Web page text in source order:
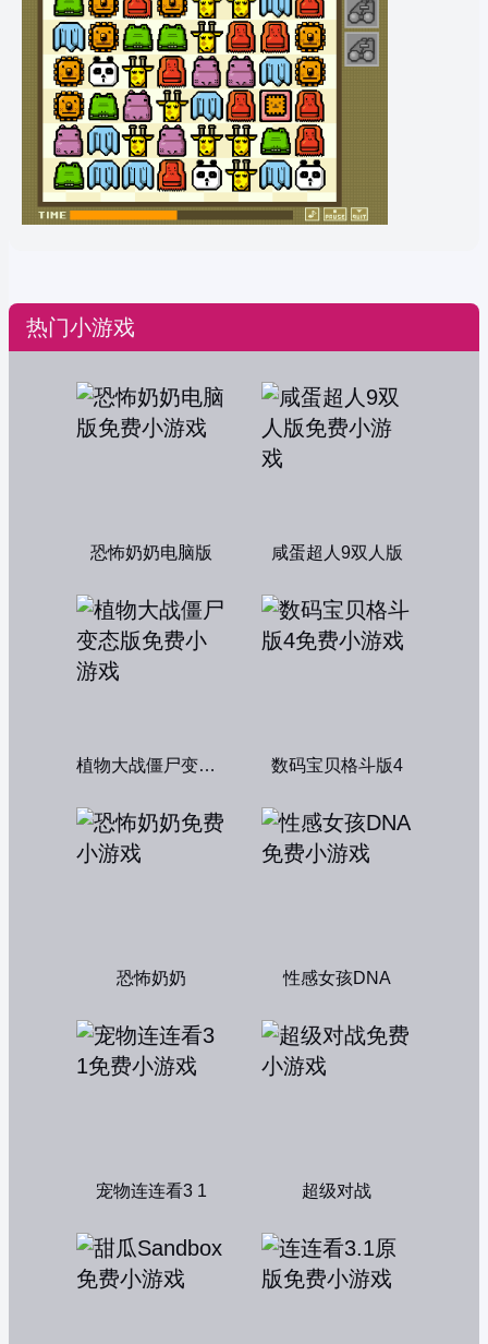
热门小游戏
恐怖奶奶电脑版 咸蛋超人9双人版
植物大战僵尸变态版 数码宝贝格斗版4
恐怖奶奶 性感女孩DNA
宠物连连看3 1 超级对战